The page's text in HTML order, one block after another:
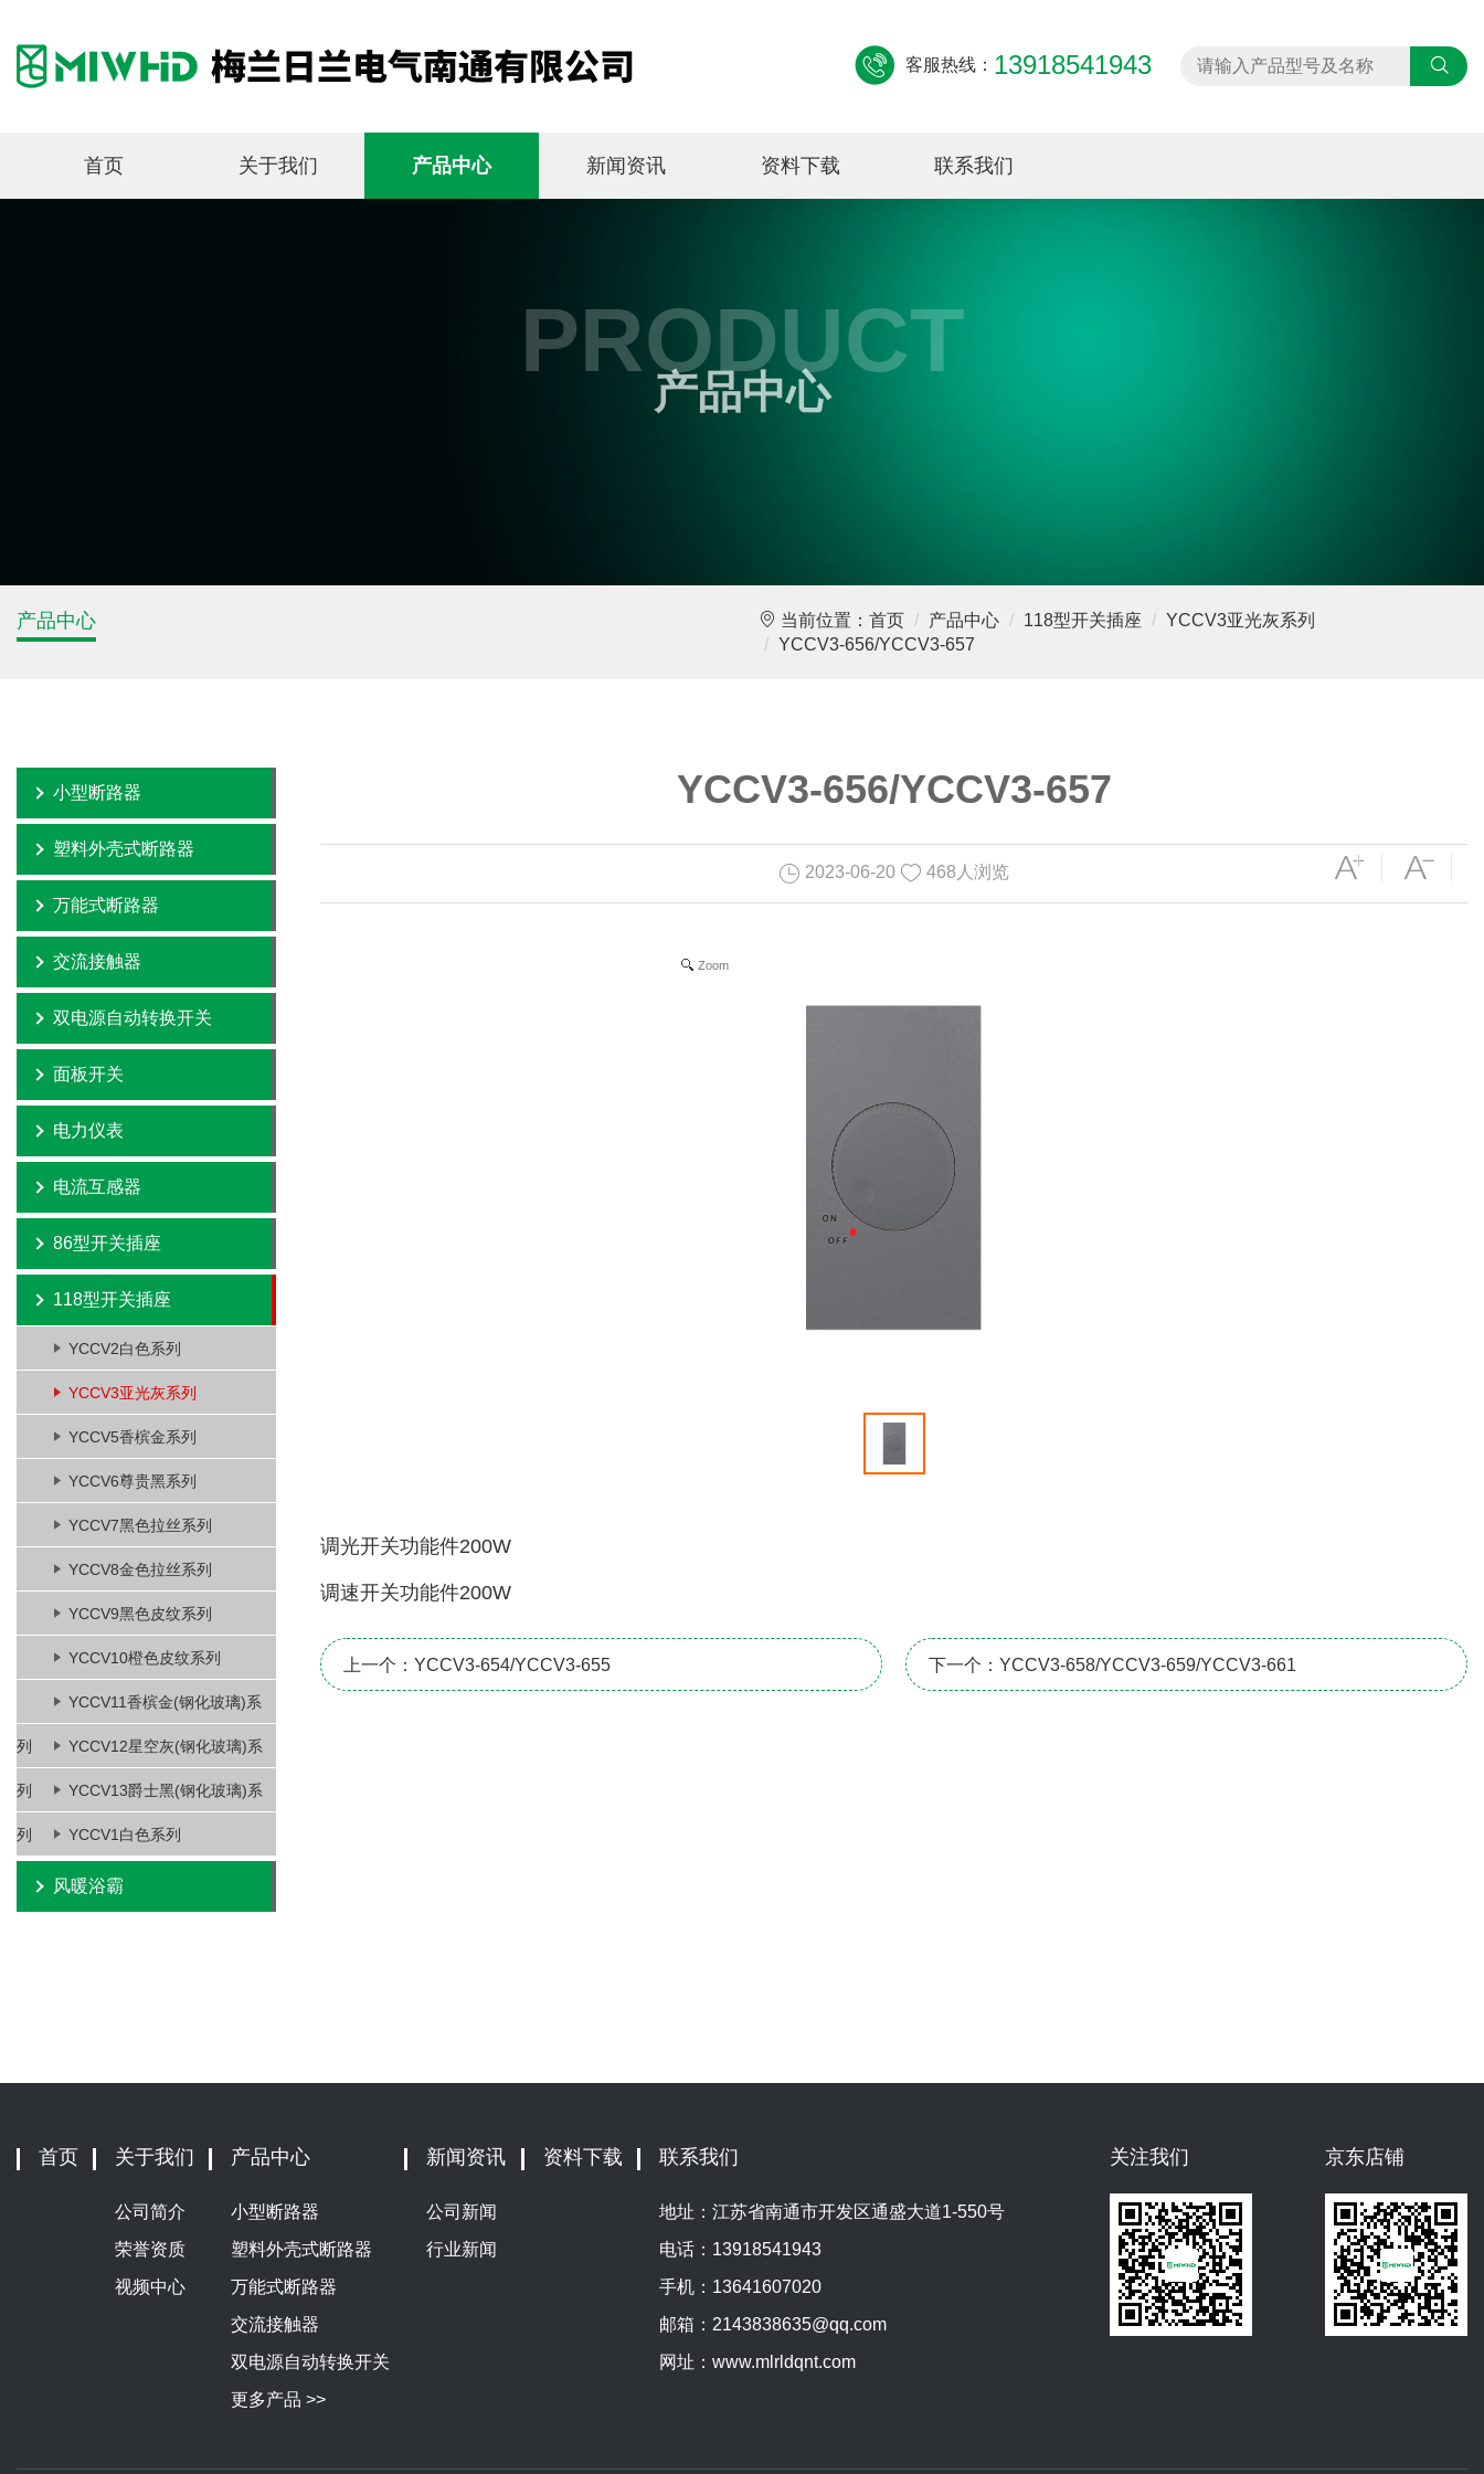
客服热线： 13918541943
首页 关于我们 产品中心 新闻资讯 资料下载 联系我们
产品中心
PRODUCT
产品中心 当前位置： 首页 产品中心 118型开关插座
YCCV3亚光灰系列
YCCV3-656/YCCV3-657
小型断路器
塑料外壳式断路器
万能式断路器
交流接触器
双电源自动转换开关
面板开关
电力仪表
电流互感器
86型开关插座
118型开关插座
YCCV2白色系列
YCCV3亚光灰系列
YCCV5香槟金系列
YCCV6尊贵黑系列
YCCV7黑色拉丝系列
YCCV8金色拉丝系列
YCCV9黑色皮纹系列
YCCV10橙色皮纹系列
YCCV11香槟金(钢化玻璃)系
列 YCCV12星空灰(钢化玻璃)系
列 YCCV13爵士黑(钢化玻璃)系
列 YCCV1白色系列
风暖浴霸
YCCV3-656/YCCV3-657
2023-06-20 468人浏览
Zoom
调光开关功能件200W
调速开关功能件200W
上一个：YCCV3-654/YCCV3-655 下一个：YCCV3-658/YCCV3-659/YCCV3-661
首页 关于我们
公司简介
荣誉资质
视频中心
产品中心
小型断路器
塑料外壳式断路器
万能式断路器
交流接触器
双电源自动转换开关
更多产品 >>
新闻资讯
公司新闻
行业新闻
资料下载 联系我们
地址：江苏省南通市开发区通盛大道1-550号
电话： 13918541943
手机： 13641607020
邮箱： 2143838635@qq.com
网址： www.mlrldqnt.com
京东店铺
关注我们